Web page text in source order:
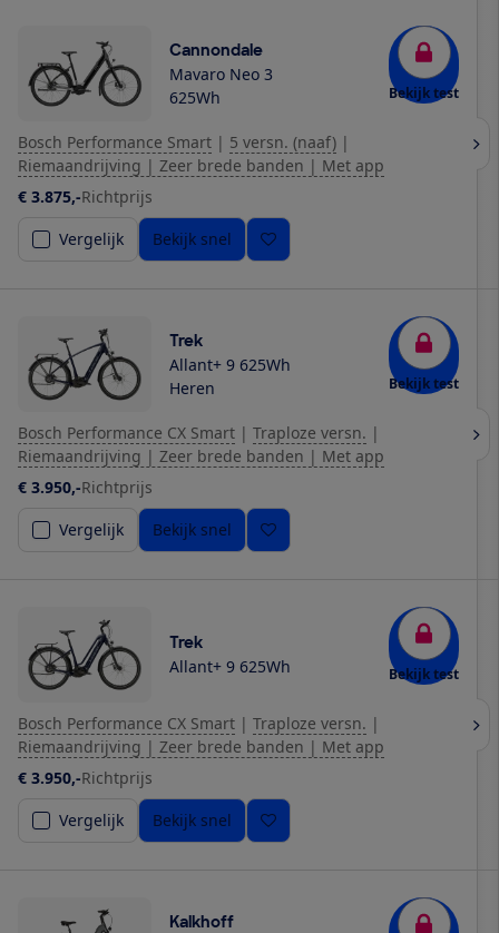
Cannondale
Mavaro Neo 3
625Wh
Bekijk test
Bosch Performance Smart | 5 versn. (naaf) |
Riemaandrijving | Zeer brede banden | Met app
€ 3.875,-Richtprijs
Vergelijk
Bekijk snel
Trek
Allant+ 9 625Wh
Heren
Bekijk test
Bosch Performance CX Smart | Traploze versn. |
Riemaandrijving | Zeer brede banden | Met app
€ 3.950,-Richtprijs
Vergelijk
Bekijk snel
Trek
Allant+ 9 625Wh Bekijk test
Bosch Performance CX Smart | Traploze versn. |
Riemaandrijving | Zeer brede banden | Met app
€ 3.950,-Richtprijs
Vergelijk
Bekijk snel
Kalkhoff